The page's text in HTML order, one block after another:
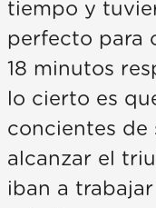
tiempo y
perfecto para
18 minutos
lo cierto es
concientes de
alcanzar el
iban a